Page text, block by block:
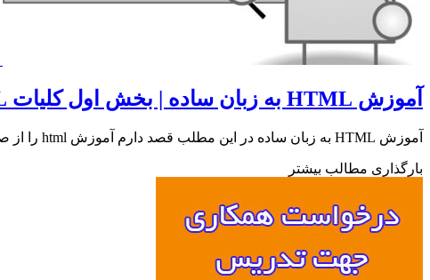
آموزش HTML به زبان ساده | بخش اول کلیات HTML
آموزش HTML به زبان ساده در این مطلب قصد دارم آموزش html را از صفر شروع کنم، سعی می کنم که مطالب هر پست،…
بارگذاری مطالب بیشتر